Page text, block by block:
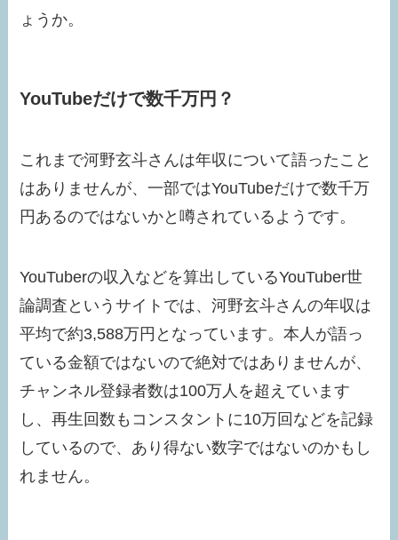
ょうか。
YouTubeだけで数千万円？
これまで河野玄斗さんは年収について語ったこと
はありませんが、一部ではYouTubeだけで数千万
円あるのではないかと噂されているようです。
YouTuberの収入などを算出しているYouTuber世
論調査というサイトでは、河野玄斗さんの年収は
平均で約3,588万円となっています。本人が語っ
ている金額ではないので絶対ではありませんが、
チャンネル登録者数は100万人を超えています
し、再生回数もコンスタントに10万回などを記録
しているので、あり得ない数字ではないのかもし
れません。